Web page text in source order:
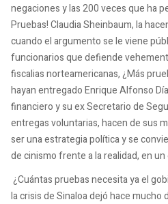
negaciones y las 200 veces que ha
Pruebas! Claudia Sheinbaum, la
cuando el argumento se le viene
funcionarios que defiende
fiscalias norteamericanas, ¿Más
hayan entregado Enrique Alfonso
financiero y su ex Secretario de
entregas voluntarias, hacen de sus
ser una estrategia política y se
de cinismo frente a la realidad, en
¿Cuántas pruebas necesita ya el
la crisis de Sinaloa dejó hace mucho